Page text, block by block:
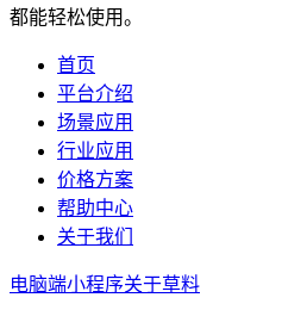
都能轻松使用。
首页
平台介绍
场景应用
行业应用
价格方案
帮助中心
关于我们
电脑端小程序关于草料